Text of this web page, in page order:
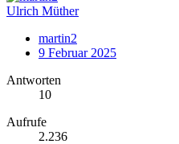
Ulrich Müther
martin2
9 Februar 2025
Antworten
10
Aufrufe
2.236